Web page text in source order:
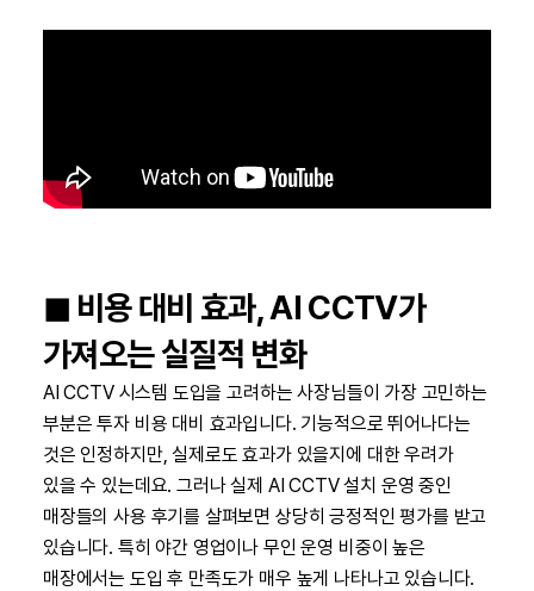
◼︎ 비용 대비 효과, AI CCTV가
가져오는 실질적 변화
AI CCTV 시스템 도입을 고려하는 사장님들이 가장 고민하는
부분은 투자 비용 대비 효과입니다. 기능적으로 뛰어나다는
것은 인정하지만, 실제로도 효과가 있을지에 대한 우려가
있을 수 있는데요. 그러나 실제 AI CCTV 설치 운영 중인
매장들의 사용 후기를 살펴보면 상당히 긍정적인 평가를 받고
있습니다. 특히 야간 영업이나 무인 운영 비중이 높은
매장에서는 도입 후 만족도가 매우 높게 나타나고 있습니다.